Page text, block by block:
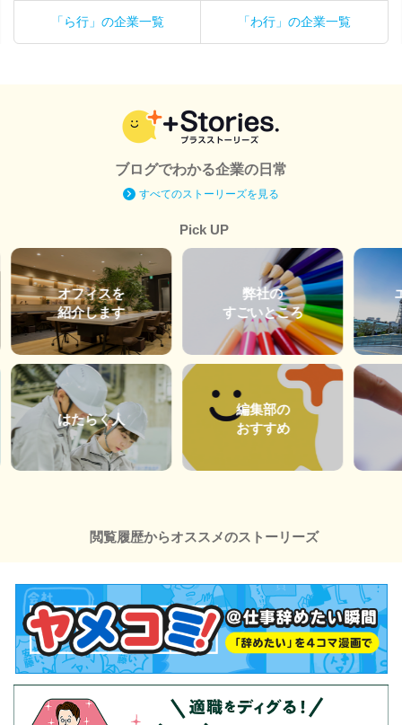
「ら行」の企業一覧 「わ行」の企業一覧
ブログでわかる企業の日常
すべてのストーリーズを見る
Pick UP
オフィスを
紹介します
はたらく人
弊社の
すごいところ
編集部の
おすすめ
閲覧履歴からオススメのストーリーズ